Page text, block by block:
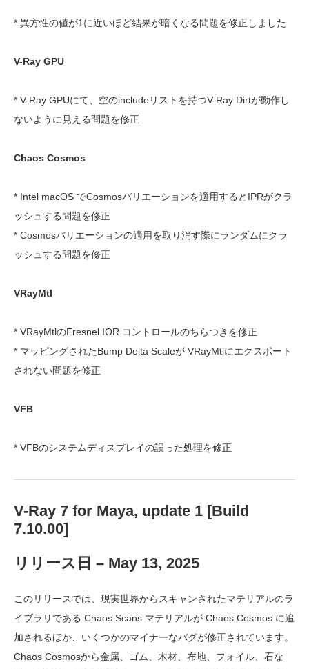
* 異方性の値が1に近いほど結果が暗くなる問題を修正しました
V-Ray GPU
* V-Ray GPUにて、空のincludeリストを持つV-Ray Dirtが動作し
ないように見える問題を修正
Chaos Cosmos
* Intel macOS でCosmosバリエーションを適用するとIPRがクラ
ッシュする問題を修正
* Cosmosバリエーションの適用を取り消す際にランダムにクラ
ッシュする問題を修正
VRayMtl
* VRayMtlのFresnel IOR コントロールのちらつきを修正
* マッピングされたBump Delta Scaleが VRayMtlにエクスポート
されない問題を修正
VFB
* VFBのシステムディスプレイの誤った処理を修正
V-Ray 7 for Maya, update 1 [Build
7.10.00]
リリース日 – May 13, 2025
このリリースでは、現実世界からスキャンされたマテリアルのラ
イブラリである Chaos Scans マテリアルが Chaos Cosmos に追
加されるほか、いくつかのマイナーなバグが修正されています。
Chaos Cosmosから金属、ゴム、木材、布地、フォイル、石な